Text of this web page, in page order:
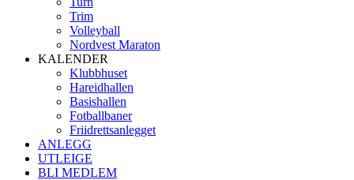
Trim
Volleyball
Nordvest Maraton
KALENDER
Klubbhuset
Hareidhallen
Basishallen
Fotballbaner
Friidrettsanlegget
ANLEGG
UTLEIGE
BLI MEDLEM